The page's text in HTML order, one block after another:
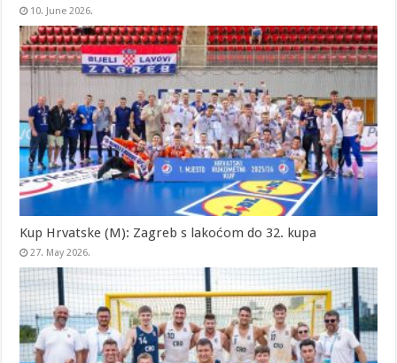
10. June 2026.
Kup Hrvatske (M): Zagreb s lakoćom do 32. kupa
27. May 2026.